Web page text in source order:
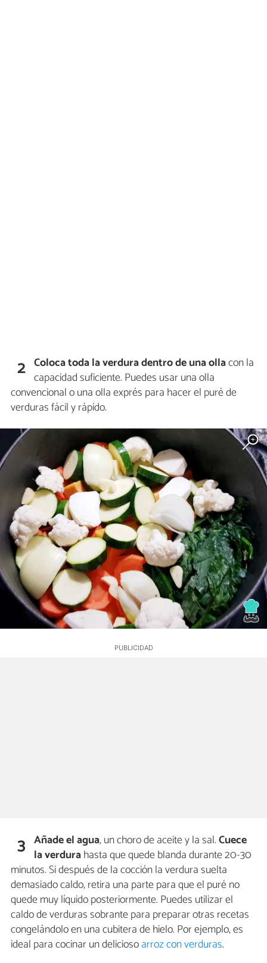
2 Coloca toda la verdura dentro de una ollacon la
capacidad suficiente. Puedes usar una olla
convencional o una olla exprés para hacer el puré de
verduras fácil y rápido.
3 Añade el agua, un choro de aceite y la sal.Cuece
la verdurahasta que quede blanda durante 20-30
minutos. Si después de la cocción la verdura suelta
demasiado caldo, retira una parte para que el puré no
quede muy líquido posteriormente. Puedes utilizar el
caldo de verduras sobrante para preparar otras recetas
congelándolo en una cubitera de hielo. Por ejemplo, es
ideal para cocinar un deliciosoarroz con verduras.